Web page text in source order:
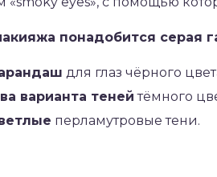
понадобится серая
для глаз чёрного
варианта теней тёмного
перламутровые тени.